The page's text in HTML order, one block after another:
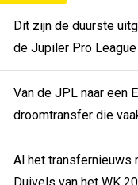
Dit zijn de duurste
de Jupiler Pro League
Van de JPL naar een
droomtransfer die
Al het transfernieuws